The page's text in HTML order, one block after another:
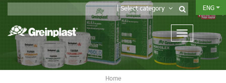
Select category ENG
Home